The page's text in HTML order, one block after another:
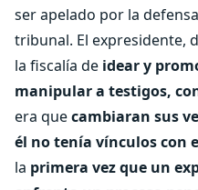
ser apelado por la
tribunal. El expresidente,
la fiscalía de idear y
manipular a testigos,
era quecambiaran sus
él no tenía vínculos con
la primera vez que un